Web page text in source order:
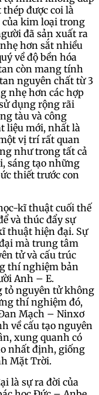
thép được coi là
kim loại trong
đã sản xuất ra
hơn sắt nhiều
về độ bền hóa
còn mang tính
nguyên chất từ 3
nhẹ hơn các hợp
dụng rộng rãi
tàu và công
liệu mới, nhất là
vị trí rất quan
như trong tất cả
sáng tạo những
thiết trước con
kĩ thuật cuối thế
và thúc đẩy sự
thuật hiện đại. Sự
mà trung tâm
tử và cấu trúc
thí nghiệm bản
Anh – E.
tỏ nguyên tử không
thí nghiệm đó,
Mạch – Ninxơ
về cấu tạo nguyên
xung quanh có
nhất định, giống
Mặt Trời.
là sự ra đời của